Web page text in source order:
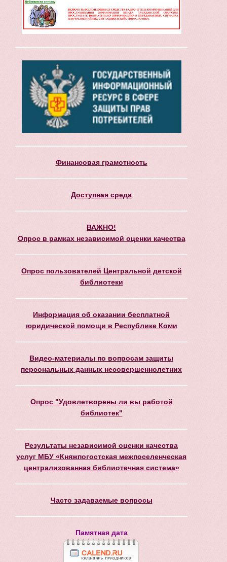
Финансовая грамотность
Доступная среда
ВАЖНО!
Опрос в рамках независимой оценки качества
Опрос пользователей Центральной детской
библиотеки
Информация об оказании бесплатной
юридической помощи в Республике Коми
Видео-материалы по вопросам защиты
персональных данных несовершеннолетних
Опрос "Удовлетворены ли вы работой
библиотек"
Результаты независимой оценки качества
услуг МБУ «Княжпогостская межпоселенческая
централизованная библиотечная система»
Часто задаваемые вопросы
Памятная дата